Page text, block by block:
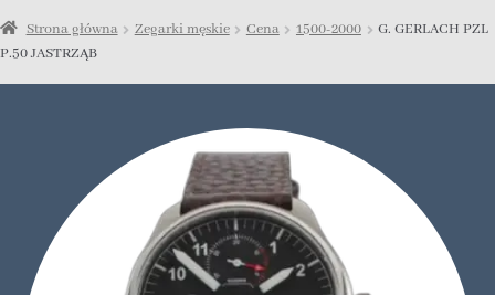
Strona główna Zegarki męskie Cena 1500-2000
G. GERLACH PZL
P.50 JASTRZĄB